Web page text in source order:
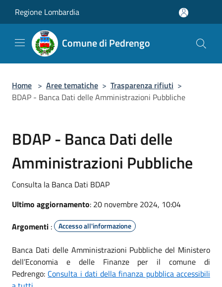
Regione Lombardia
Comune di Pedrengo
Home > Aree tematiche > Trasparenza rifiuti >
BDAP - Banca Dati delle Amministrazioni Pubbliche
BDAP - Banca Dati delle
Amministrazioni Pubbliche
Consulta la Banca Dati BDAP
Ultimo aggiornamento: 20 novembre 2024, 10:04
Argomenti : Accesso all'informazione
Banca Dati delle Amministrazioni Pubbliche del Ministero
dell’Economia e delle Finanze per il comune di
Pedrengo: Consulta i dati della finanza pubblica accessibili